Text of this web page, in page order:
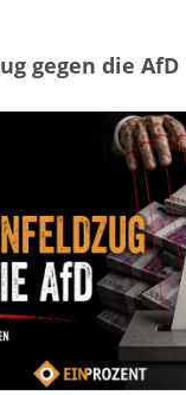
gegen die AfD